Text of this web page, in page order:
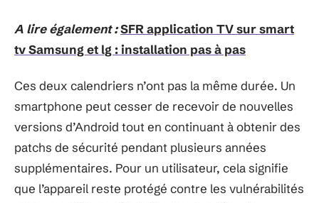
A lire également :SFR application TV sur smart
tv Samsung et lg : installation pas à pas
Ces deux calendriers n’ont pas la même durée. Un
smartphone peut cesser de recevoir de nouvelles
versions d’Android tout en continuant à obtenir des
patchs de sécurité pendant plusieurs années
supplémentaires. Pour un utilisateur, cela signifie
que l’appareil reste protégé contre les vulnérabilités